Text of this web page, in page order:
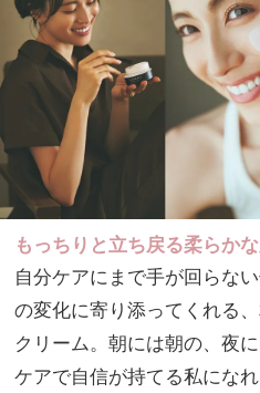
もっちりと立ち戻る柔らか
自分ケアにまで手が回らな
の変化に寄り添ってくれる
クリーム。朝には朝の、夜
ケアで自信が持てる私になれ